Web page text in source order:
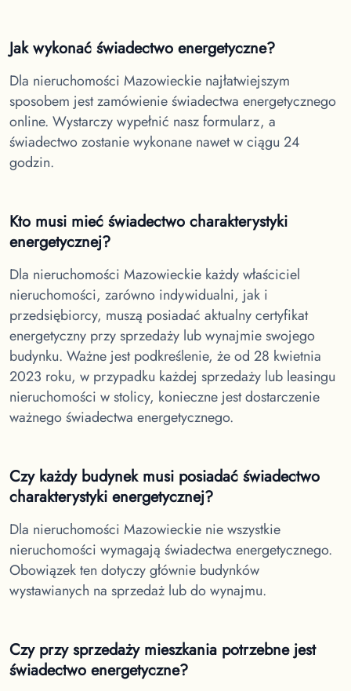
Jak wykonać świadectwo energetyczne?
Dla nieruchomości Mazowieckie najłatwiejszym
sposobem jest zamówienie świadectwa energetycznego
online. Wystarczy wypełnić nasz formularz, a
świadectwo zostanie wykonane nawet w ciągu 24
godzin.
Kto musi mieć świadectwo charakterystyki
energetycznej?
Dla nieruchomości Mazowieckie każdy właściciel
nieruchomości, zarówno indywidualni, jak i
przedsiębiorcy, muszą posiadać aktualny certyfikat
energetyczny przy sprzedaży lub wynajmie swojego
budynku. Ważne jest podkreślenie, że od 28 kwietnia
2023 roku, w przypadku każdej sprzedaży lub leasingu
nieruchomości w stolicy, konieczne jest dostarczenie
ważnego świadectwa energetycznego.
Czy każdy budynek musi posiadać świadectwo
charakterystyki energetycznej?
Dla nieruchomości Mazowieckie nie wszystkie
nieruchomości wymagają świadectwa energetycznego.
Obowiązek ten dotyczy głównie budynków
wystawianych na sprzedaż lub do wynajmu.
Czy przy sprzedaży mieszkania potrzebne jest
świadectwo energetyczne?